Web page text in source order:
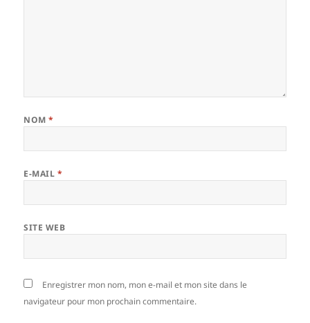
NOM*
E-MAIL *
SITE WEB
Enregistrer mon nom, mon e-mail et mon site dans le
navigateur pour mon prochain commentaire.